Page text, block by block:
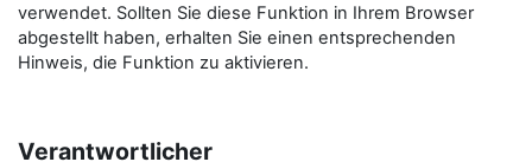
verwendet. Sollten Sie diese Funktion in Ihrem Browser
abgestellt haben, erhalten Sie einen entsprechenden
Hinweis, die Funktion zu aktivieren.
Verantwortlicher